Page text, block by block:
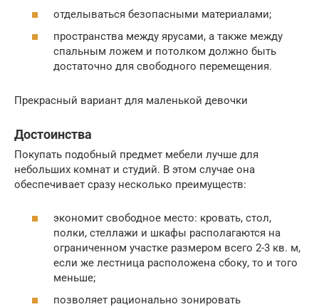
отделываться безопасными материалами;
пространства между ярусами, а также между
спальным ложем и потолком должно быть
достаточно для свободного перемещения.
Прекрасный вариант для маленькой девочки
Достоинства
Покупать подобный предмет мебели лучше для
небольших комнат и студий. В этом случае она
обеспечивает сразу несколько преимуществ:
экономит свободное место: кровать, стол,
полки, стеллажи и шкафы располагаются на
ограниченном участке размером всего 2-3 кв. м,
если же лестница расположена сбоку, то и того
меньше;
позволяет рационально зонировать